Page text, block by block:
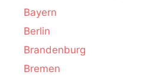
Bayern
Berlin
Brandenburg
Bremen